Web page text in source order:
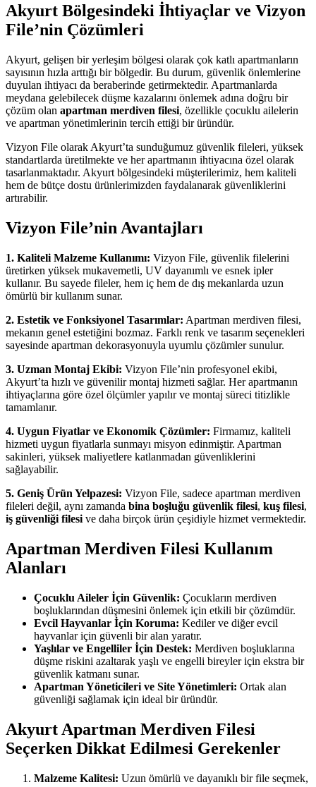
Akyurt Bölgesindeki İhtiyaçlar ve Vizyon
File’nin Çözümleri
Akyurt, gelişen bir yerleşim bölgesi olarak çok katlı apartmanların
sayısının hızla arttığı bir bölgedir. Bu durum, güvenlik önlemlerine
duyulan ihtiyacı da beraberinde getirmektedir. Apartmanlarda
meydana gelebilecek düşme kazalarını önlemek adına doğru bir
çözüm olan apartman merdiven filesi, özellikle çocuklu ailelerin
ve apartman yönetimlerinin tercih ettiği bir üründür.
Vizyon File olarak Akyurt’ta sunduğumuz güvenlik fileleri, yüksek
standartlarda üretilmekte ve her apartmanın ihtiyacına özel olarak
tasarlanmaktadır. Akyurt bölgesindeki müşterilerimiz, hem kaliteli
hem de bütçe dostu ürünlerimizden faydalanarak güvenliklerini
artırabilir.
Vizyon File’nin Avantajları
1. Kaliteli Malzeme Kullanımı: Vizyon File, güvenlik filelerini
üretirken yüksek mukavemetli, UV dayanımlı ve esnek ipler
kullanır. Bu sayede fileler, hem iç hem de dış mekanlarda uzun
ömürlü bir kullanım sunar.
2. Estetik ve Fonksiyonel Tasarımlar: Apartman merdiven filesi,
mekanın genel estetiğini bozmaz. Farklı renk ve tasarım seçenekleri
sayesinde apartman dekorasyonuyla uyumlu çözümler sunulur.
3. Uzman Montaj Ekibi: Vizyon File’nin profesyonel ekibi,
Akyurt’ta hızlı ve güvenilir montaj hizmeti sağlar. Her apartmanın
ihtiyaçlarına göre özel ölçümler yapılır ve montaj süreci titizlikle
tamamlanır.
4. Uygun Fiyatlar ve Ekonomik Çözümler: Firmamız, kaliteli
hizmeti uygun fiyatlarla sunmayı misyon edinmiştir. Apartman
sakinleri, yüksek maliyetlere katlanmadan güvenliklerini
sağlayabilir.
5. Geniş Ürün Yelpazesi: Vizyon File, sadece apartman merdiven
fileleri değil, aynı zamanda bina boşluğu güvenlik filesi, kuş filesi,
iş güvenliği filesi ve daha birçok ürün çeşidiyle hizmet vermektedir.
Apartman Merdiven Filesi Kullanım
Alanları
Çocuklu Aileler İçin Güvenlik: Çocukların merdiven
boşluklarından düşmesini önlemek için etkili bir çözümdür.
Evcil Hayvanlar İçin Koruma: Kediler ve diğer evcil
hayvanlar için güvenli bir alan yaratır.
Yaşlılar ve Engelliler İçin Destek: Merdiven boşluklarına
düşme riskini azaltarak yaşlı ve engelli bireyler için ekstra bir
güvenlik katmanı sunar.
Apartman Yöneticileri ve Site Yönetimleri: Ortak alan
güvenliği sağlamak için ideal bir üründür.
Akyurt Apartman Merdiven Filesi
Seçerken Dikkat Edilmesi Gerekenler
Malzeme Kalitesi: Uzun ömürlü ve dayanıklı bir file seçmek,